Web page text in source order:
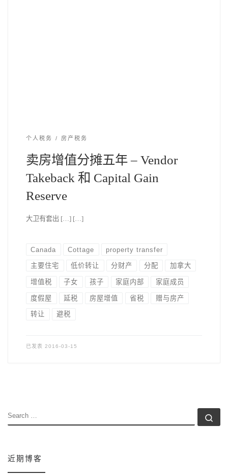
个人税务 房产税务
卖房增值分摊五年 – Vendor
Takeback 和 Capital Gain
Reserve
大卫有套出 […] […]
Canada Cottage property transfer
主要住宅 低价转让 分财产 分配 加拿大
增值税 子女 孩子 家庭内部 家庭成员
度假屋 延税 房屋增值 省税 赠与房产
转让 避税
已发表 2016-03-15
SEARCH
近期博客